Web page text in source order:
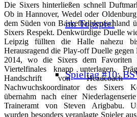
im Topspiel
Spieltag #10:
Die Sixers hinterließen schnell
Ob in Hannover, Wedel oder
dem Süden von Basketballdeutschland
Sixers Respekt. Denkwürdige Duelle
Leipzig füllten die Halle nahezu
Herausragend die Play-off Duelle
2014, wo die Sixers dem
Viertelfinales knapp unterlagen.
Handschrift von
Nachwuchskoordinator des Sixers
übernahm nach einer
Traineramt von Steven Arigbabu.
wurden besonders veranlagte Spieler